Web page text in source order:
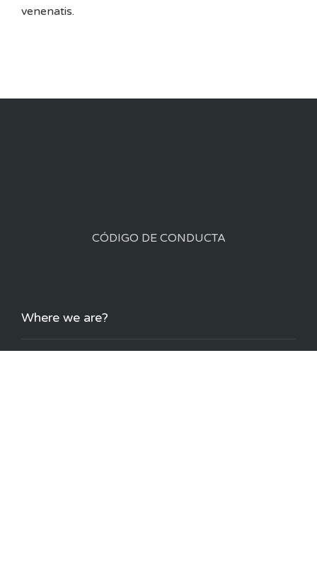
venenatis.
CÓDIGO DE CONDUCTA
Where we are?